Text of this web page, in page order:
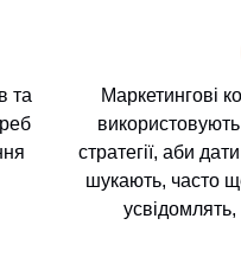
та
Маркетингові
використовують
стратегії, аби
шукають, часто